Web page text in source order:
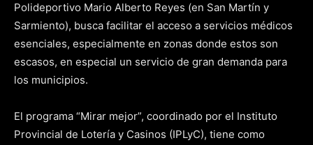
Polideportivo Mario Alberto Reyes (en San Martín y
Sarmiento), busca facilitar el acceso a servicios médicos
esenciales, especialmente en zonas donde estos son
escasos, en especial un servicio de gran demanda para
los municipios.
El programa “Mirar mejor”, coordinado por el Instituto
Provincial de Lotería y Casinos (IPLyC), tiene como